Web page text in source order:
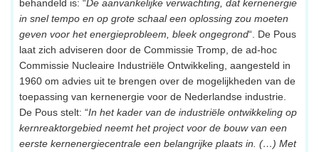
behandeld is: “De aanvankelijke verwachting, dat kernenergie
in snel tempo en op grote schaal een oplossing zou moeten
geven voor het energieprobleem, bleek ongegrond“. De Pous
laat zich adviseren door de Commissie Tromp, de ad-hoc
Commissie Nucleaire Industriële Ontwikkeling, aangesteld in
1960 om advies uit te brengen over de mogelijkheden van de
toepassing van kernenergie voor de Nederlandse industrie.
De Pous stelt: “In het kader van de industriële ontwikkeling op
kernreaktorgebied neemt het project voor de bouw van een
eerste kernenergiecentrale een belangrijke plaats in. (…) Met